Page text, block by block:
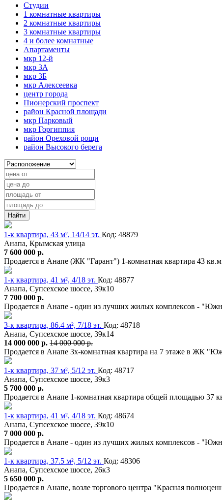
Студии
1 комнатные квартиры
2 комнатные квартиры
3 комнатные квартиры
4 и более комнатные
Апартаменты
мкр 12-й
мкр 3А
мкр 3Б
мкр Алексеевка
центр города
Пионерский проспект
район Красной площади
мкр Парковый
мкр Горгиппия
район Ореховой рощи
район Высокого берега
Найти
1-к квартира, 43 м², 14/14 эт. Код: 48879
Анапа, Крымская улица
7 600 000 р.
Продается в Анапе (ЖК "Гарант") 1-комнатная квартира 43
1-к квартира, 41 м², 4/18 эт. Код: 48877
Анапа, Супсехское шоссе, 39к10
7 700 000 р.
Продается в Анапе - один из лучших жилых комплексов -
3-к квартира, 86.4 м², 7/18 эт. Код: 48718
Анапа, Супсехское шоссе, 39к14
14 000 000 р. 14 000 000 р.
Продается в Анапе 3х-комнатная квартира на 7 этаже в ЖК
1-к квартира, 37 м², 5/12 эт. Код: 48717
Анапа, Супсехское шоссе, 39к3
5 700 000 р.
Продается в Анапе 1-комнатная квартира общей площадью 37
1-к квартира, 41 м², 4/18 эт. Код: 48674
Анапа, Супсехское шоссе, 39к10
7 000 000 р.
Продается в Анапе - один из лучших жилых комплексов -
1-к квартира, 37.5 м², 5/12 эт. Код: 48306
Анапа, Супсехское шоссе, 26к3
5 650 000 р.
Продается в Анапе, возле торгового центра "Красная